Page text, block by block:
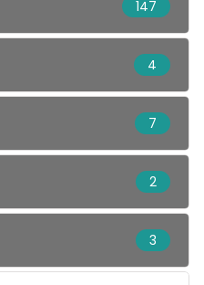
147
4
7
2
3